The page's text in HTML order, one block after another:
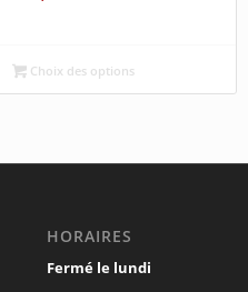
Choix des options
HORAIRES
Fermé le lundi